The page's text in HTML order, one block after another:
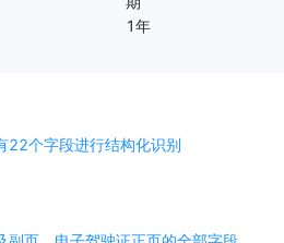
1年
22个字段进行结构化识别